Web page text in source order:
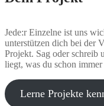
Jede:r Einzelne ist uns
unterstützen dich bei der
Projekt. Sag oder schreib
liegt, was du schon
Lerne Projekte